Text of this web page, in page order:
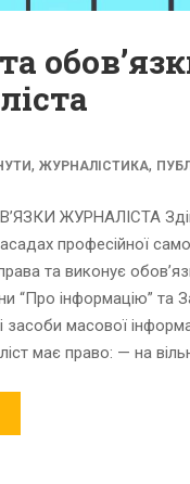
, ЖУРНАЛІСТИКА,
ЖУРНАЛІСТА
професійної
та виконує
“Про інформацію” та
засоби масової
має право: — на